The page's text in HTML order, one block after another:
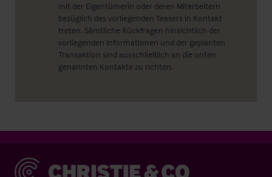
mit der Eigentümerin oder deren Mitarbeitern
bezüglich des vorliegenden Teasers in Kontakt
treten. Sämtliche Rückfragen hinsichtlich der
vorliegenden Informationen und der geplanten
Transaktion sind ausschließlich an die unten
genannten Kontakte zu richten.
Christie & Co